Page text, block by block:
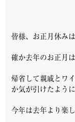
皆様、お正月休み
確か去年のお正月
帰省して親戚とワ
か気が引けたよう
今年は去年より楽